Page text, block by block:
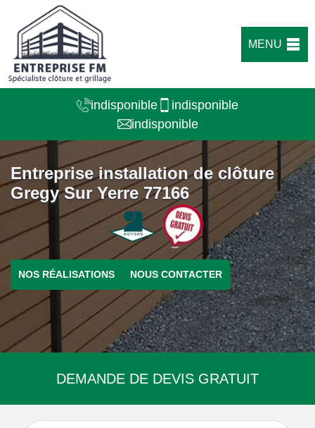
MENU
indisponible
indisponible
indisponible
Entreprise installation de clôture
Gregy Sur Yerre 77166
NOS RÉALISATIONS NOUS CONTACTER
DEMANDE DE DEVIS GRATUIT